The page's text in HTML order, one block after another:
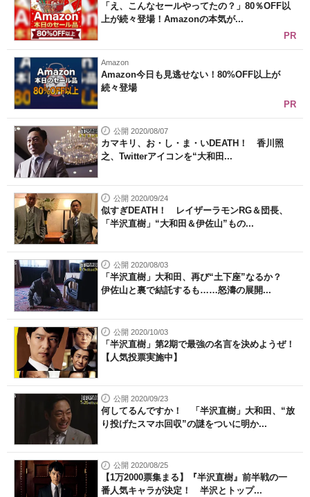
「え、こんなセールやってたの？」80％OFF以
上が続々登場！Amazonの本気が...
PR
Amazon
Amazon今日も見逃せない！80%OFF以上が
続々登場
PR
公開 2020/08/07
カマキリ、お・し・ま・いDEATH！ 香川照
之、Twitterアイコンを“大和田...
公開 2020/09/24
似すぎDEATH！ レイザーラモンRG＆団長、
「半沢直樹」“大和田＆伊佐山”もの...
公開 2020/08/03
「半沢直樹」大和田、再び“土下座”なるか？
伊佐山と裏で結託するも……怒濤の展開...
公開 2020/10/03
「半沢直樹」第2期で最強の名言を決めようぜ！
【人気投票実施中】
公開 2020/09/23
何してるんですか！ 「半沢直樹」大和田、“放
り投げたスマホ回収”の謎をついに明か...
公開 2020/08/25
【1万2000票集まる】『半沢直樹』前半戦の一
番人気キャラが決定！ 半沢とトップ...